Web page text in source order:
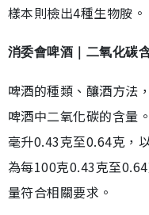
樣本則檢出4種生物胺。
消委會啤酒｜二氧化碳
啤酒的種類、釀酒方法
啤酒中二氧化碳的含量
毫升0.43克至0.64克，
為每100克0.43克至
量符合相關要求。